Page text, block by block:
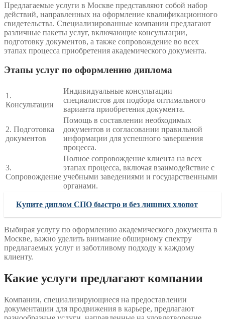
Предлагаемые услуги в Москве представляют собой набор
действий, направленных на оформление квалификационного
свидетельства. Специализированные компании предлагают
различные пакеты услуг, включающие консультации,
подготовку документов, а также сопровождение во всех
этапах процесса приобретения академического документа.
Этапы услуг по оформлению диплома
1.
Консультации
Индивидуальные консультации
специалистов для подбора оптимального
варианта приобретения документа.
2. Подготовка
документов
Помощь в составлении необходимых
документов и согласовании правильной
информации для успешного завершения
процесса.
3.
Сопровождение
Полное сопровождение клиента на всех
этапах процесса, включая взаимодействие с
учебными заведениями и государственными
органами.
Купите диплом СПО быстро и без лишних хлопот
Выбирая услугу по оформлению академического документа в
Москве, важно уделить внимание обширному спектру
предлагаемых услуг и заботливому подходу к каждому
клиенту.
Какие услуги предлагают компании
Компании, специализирующиеся на предоставлении
документации для продвижения в карьере, предлагают